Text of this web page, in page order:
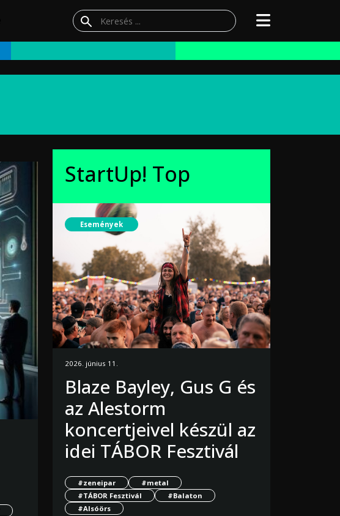
StartUp! Top
Események
2026. június 11.
Blaze Bayley, Gus G és
az Alestorm
koncertjeivel készül az
idei TÁBOR Fesztivál
#zeneipar
#metal
#TÁBOR Fesztivál
#Balaton
#Alsóörs